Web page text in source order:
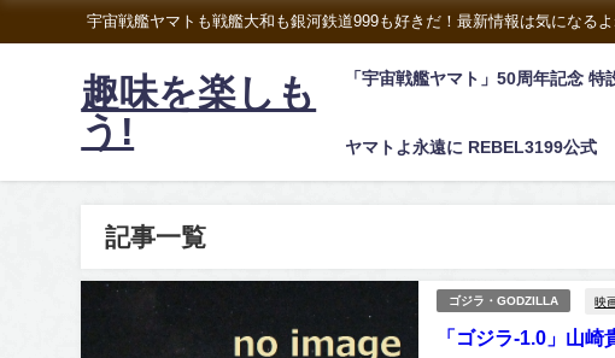
宇宙戦艦ヤマトも戦艦大和も銀河鉄道999も好きだ！最新情報は気になる
趣味を楽しも
う!
「宇宙戦艦ヤマト」50周年記念 特
ヤマトよ永遠に REBEL3199公式
記事一覧
ゴジラ・GODZILLA 映
「ゴジラ-1.0」山